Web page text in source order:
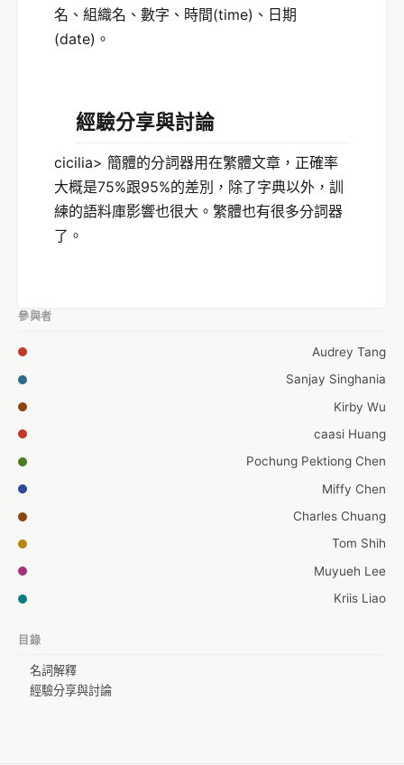
名、組織名、數字、時間(time)、日期
(date)。
經驗分享與討論
cicilia> 簡體的分詞器用在繁體文章，正確率
大概是75%跟95%的差別，除了字典以外，訓
練的語料庫影響也很大。繁體也有很多分詞器
了。
參與者
Audrey Tang
Sanjay Singhania
Kirby Wu
caasi Huang
Pochung Pektiong Chen
Miffy Chen
Charles Chuang
Tom Shih
Muyueh Lee
Kriis Liao
目錄
名詞解釋
經驗分享與討論